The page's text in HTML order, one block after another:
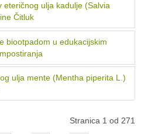
eteričnog ulja kadulje (Salvia
Čitluk
biootpadom u edukacijskim
ulja mente (Mentha piperita L.)
Stranica 1 od 271